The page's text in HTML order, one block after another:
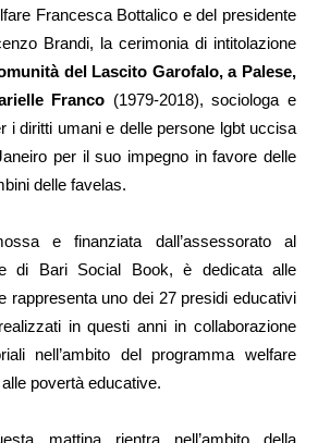
Francesca Bottalico e del presidente
Brandi, la cerimonia di intitolazione
del Lascito Garofalo, a Palese,
Franco (1979-2018), sociologa e
i diritti umani e delle persone lgbt uccisa
per il suo impegno in favore delle
delle favelas.
e finanziata dall’assessorato al
di Bari Social Book, è dedicata alle
rappresenta uno dei 27 presidi educativi
in questi anni in collaborazione
nell’ambito del programma welfare
povertà educative.